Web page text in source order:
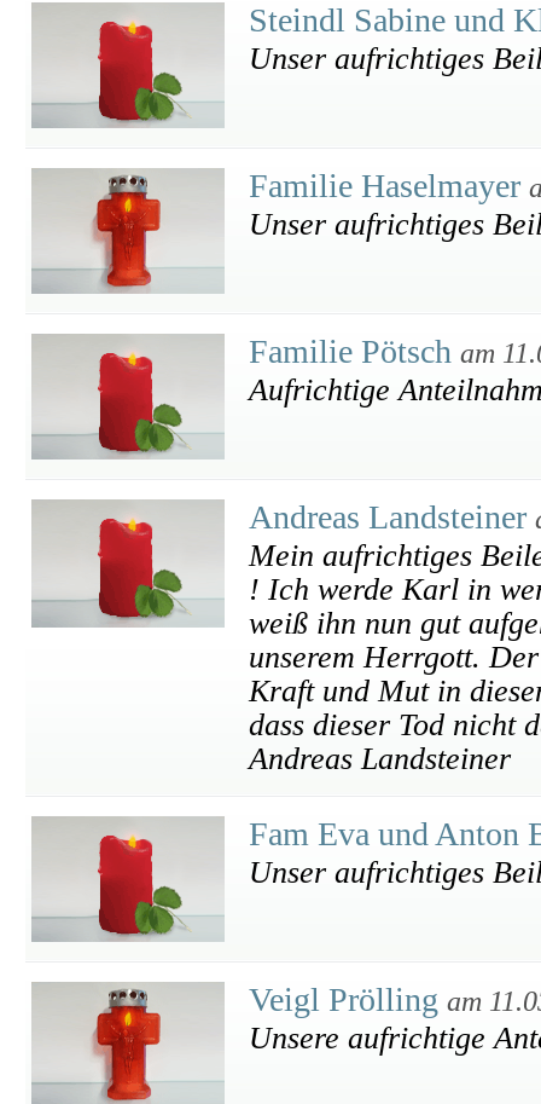
Steindl Sabine und
Unser aufrichtiges
Familie Haselmayer
Unser aufrichtiges
Familie Pötsch am
Aufrichtige
Andreas Landsteiner
Mein aufrichtiges
! Ich werde Karl in
weiß ihn nun gut
unserem Herrgott.
Kraft und Mut in
dass dieser Tod nicht
Andreas Landsteiner
Fam Eva und Anton
Unser aufrichtiges
Veigl Prölling am
Unsere aufrichtige